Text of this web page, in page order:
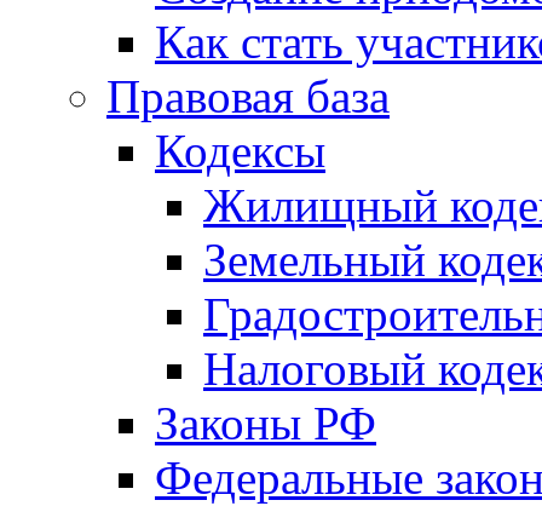
Как стать
Правовая база
Кодексы
Жилищный
Земельный
Налоговый
Законы РФ
Федеральные